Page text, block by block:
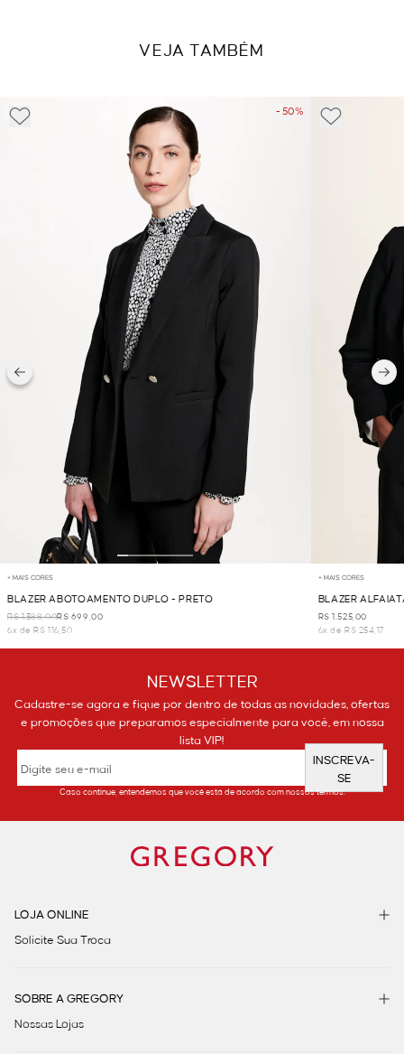
VEJA TAMBÉM
- 50%
+ MAIS CORES
BLAZER ABOTOAMENTO DUPLO - PRETO
R$ 1.388,00R$ 699,00
6x de R$ 116,50
+ MAIS CORES
BLAZER
R$ 1.525,00
6x de R$ 254,17
NEWSLETTER
Cadastre-se agora e fique por dentro de todas as novidades, ofertas
e promoções que preparamos especialmente para você, em nossa
lista VIP!
INSCREVA-
SE
Caso continue, entendemos que você está de acordo com nossos termos.
LOJA ONLINE
Solicite Sua Troca
SOBRE A GREGORY
Nossas Lojas